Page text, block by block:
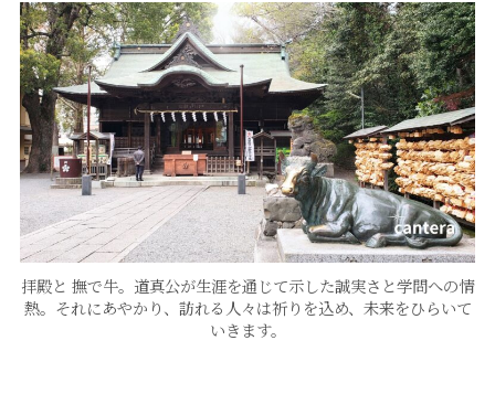
拝殿と 撫で牛。道真公が生涯を通じて示した誠実さと学問への情
熱。それにあやかり、訪れる人々は祈りを込め、未来をひらいて
いきます。